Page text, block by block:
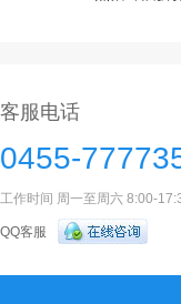
客服电话
0455-
工作时间 周一至周六 8:00-
QQ客服